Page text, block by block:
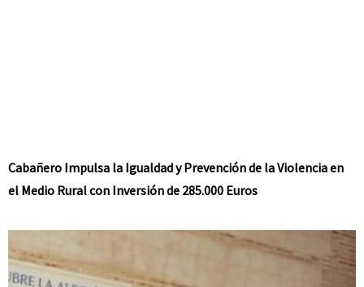
Cabañero Impulsa la Igualdad y Prevención de la Violencia en
el Medio Rural con Inversión de 285.000 Euros